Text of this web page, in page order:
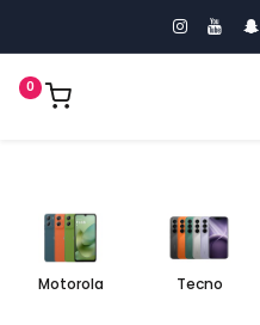
0
Tecno
Motorola